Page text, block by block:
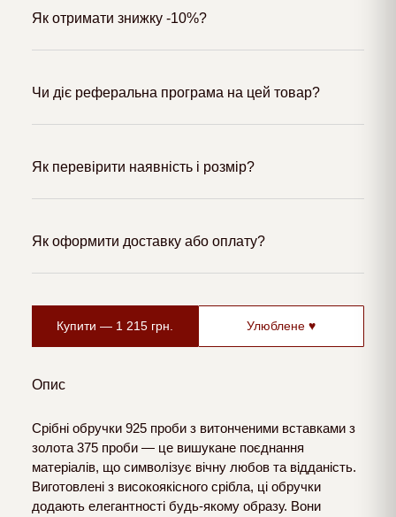
Як отримати знижку -10%?
Чи діє реферальна програма на цей товар?
Як перевірити наявність і розмір?
Як оформити доставку або оплату?
Купити — 1 215 грн. Улюблене ♥
Опис
Срібні обручки 925 проби з витонченими вставками з
золота 375 проби — це вишукане поєднання
матеріалів, що символізує вічну любов та відданість.
Виготовлені з високоякісного срібла, ці обручки
додають елегантності будь-якому образу. Вони